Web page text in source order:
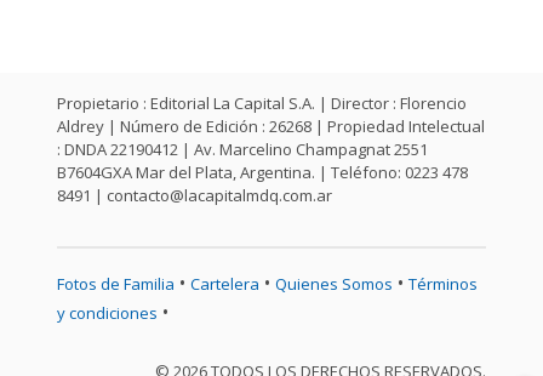
Propietario : Editorial La Capital S.A. | Director : Florencio
Aldrey | Número de Edición : 26268 | Propiedad Intelectual
: DNDA 22190412 | Av. Marcelino Champagnat 2551
B7604GXA Mar del Plata, Argentina. | Teléfono: 0223 478
8491 | contacto@lacapitalmdq.com.ar
Fotos de Familia • Cartelera • Quienes Somos • Términos
y condiciones •
© 2026 TODOS LOS DERECHOS RESERVADOS.